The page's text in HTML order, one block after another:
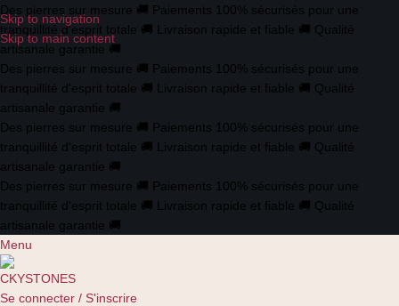
Skip to navigation
Skip to main content
Des pierres sur mesure 🚚 Paiements 100% sécurisés pour une
tranquillité d'esprit totale 🚚 Livraison rapide et fiable 🚚 Qualité
artisanale garantie 🚚
Des pierres sur mesure 🚚 Paiements 100% sécurisés pour une
tranquillité d'esprit totale 🚚 Livraison rapide et fiable 🚚 Qualité
artisanale garantie 🚚
Des pierres sur mesure 🚚 Paiements 100% sécurisés pour une
tranquillité d'esprit totale 🚚 Livraison rapide et fiable 🚚 Qualité
artisanale garantie 🚚
Des pierres sur mesure 🚚 Paiements 100% sécurisés pour une
tranquillité d'esprit totale 🚚 Livraison rapide et fiable 🚚 Qualité
artisanale garantie 🚚
Menu
Se connecter / S'inscrire